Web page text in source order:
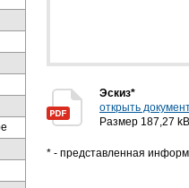
Эскиз*
открыть
Размер 187,27 kB
* - представленная